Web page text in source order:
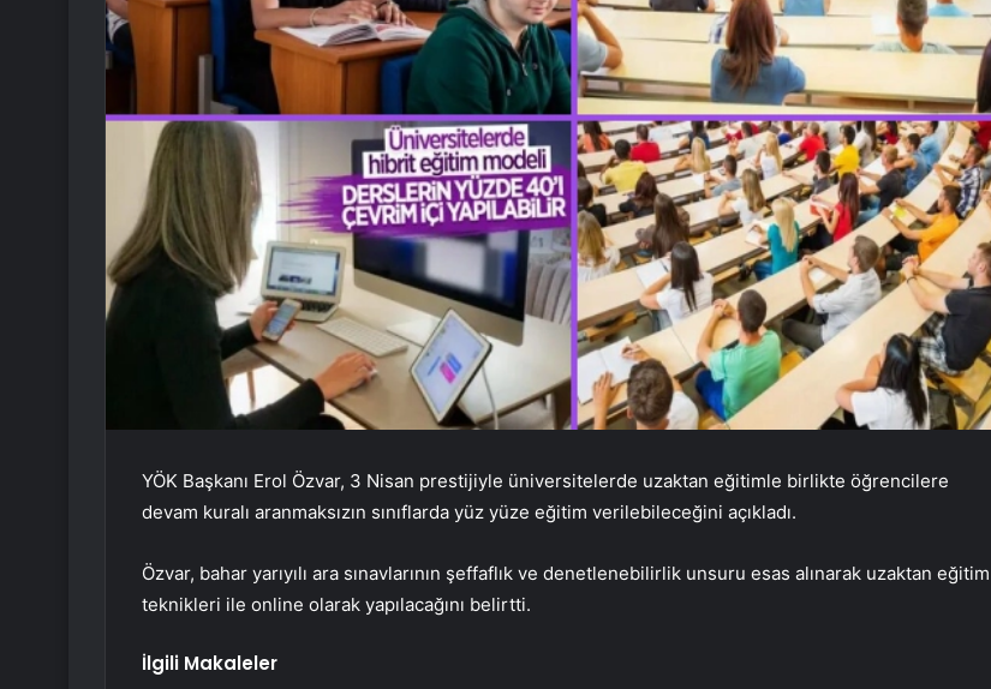
YÖK Başkanı Erol Özvar, 3 Nisan prestijiyle üniversitelerde uzaktan eğitimle birlikte öğrencilere
devam kuralı aranmaksızın sınıflarda yüz yüze eğitim verilebileceğini açıkladı.
Özvar, bahar yarıyılı ara sınavlarının şeffaflık ve denetlenebilirlik unsuru esas alınarak uzaktan eğitim
teknikleri ile online olarak yapılacağını belirtti.
İlgili Makaleler